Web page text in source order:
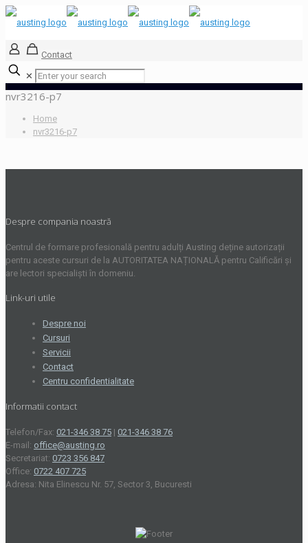
Contact
✕
nvr3216-p7
Home
nvr3216-p7
Despre compania noastră
Centrul de formare profesională pentru adulți Austing deține autorizații
pentru aceste cursuri de la AUTORITATEA NAȚIONALĂ pentru Calificări și
are lectori specialiști în domeniu.
Link-uri utile
Despre noi
Cursuri
Servicii
Contact
Centru confidentialitate
Informatii contact
Telefon/Fax: 021-346 38 75 | 021-346 38 76
E-mail: office@austing.ro
Secretariat: 0723 356 847
Office: 0722 407 725
Adresa: Nita Elinescu Nr. 57, Sector 3, Bucuresti